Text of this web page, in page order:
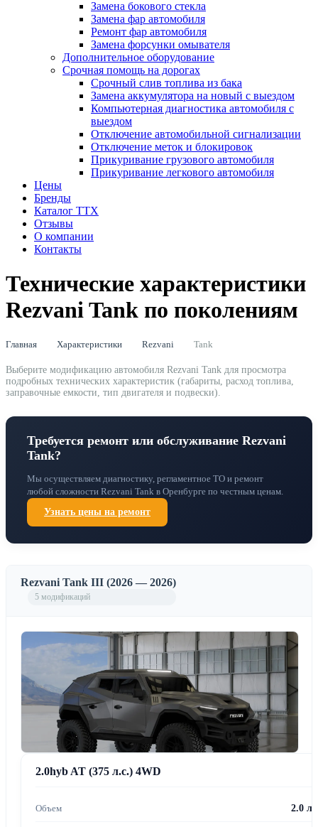
Замена бокового стекла
Замена фар автомобиля
Ремонт фар автомобиля
Замена форсунки омывателя
Дополнительное оборудование
Срочная помощь на дорогах
Срочный слив топлива из бака
Замена аккумулятора на новый с выездом
Компьютерная диагностика автомобиля с
выездом
Отключение автомобильной сигнализации
Отключение меток и блокировок
Прикуривание грузового автомобиля
Прикуривание легкового автомобиля
Цены
Бренды
Каталог ТТХ
Отзывы
О компании
Контакты
Технические характеристики
Rezvani Tank по поколениям
Главная Характеристики Rezvani Tank
Выберите модификацию автомобиля Rezvani Tank для просмотра
подробных технических характеристик (габариты, расход топлива,
заправочные емкости, тип двигателя и подвески).
Требуется ремонт или обслуживание Rezvani
Tank?
Мы осуществляем диагностику, регламентное ТО и ремонт
любой сложности Rezvani Tank в Оренбурге по честным ценам.
Узнать цены на ремонт
Rezvani Tank III (2026 — 2026)
5 модификаций
2.0hyb AT (375 л.с.) 4WD
2.0 л